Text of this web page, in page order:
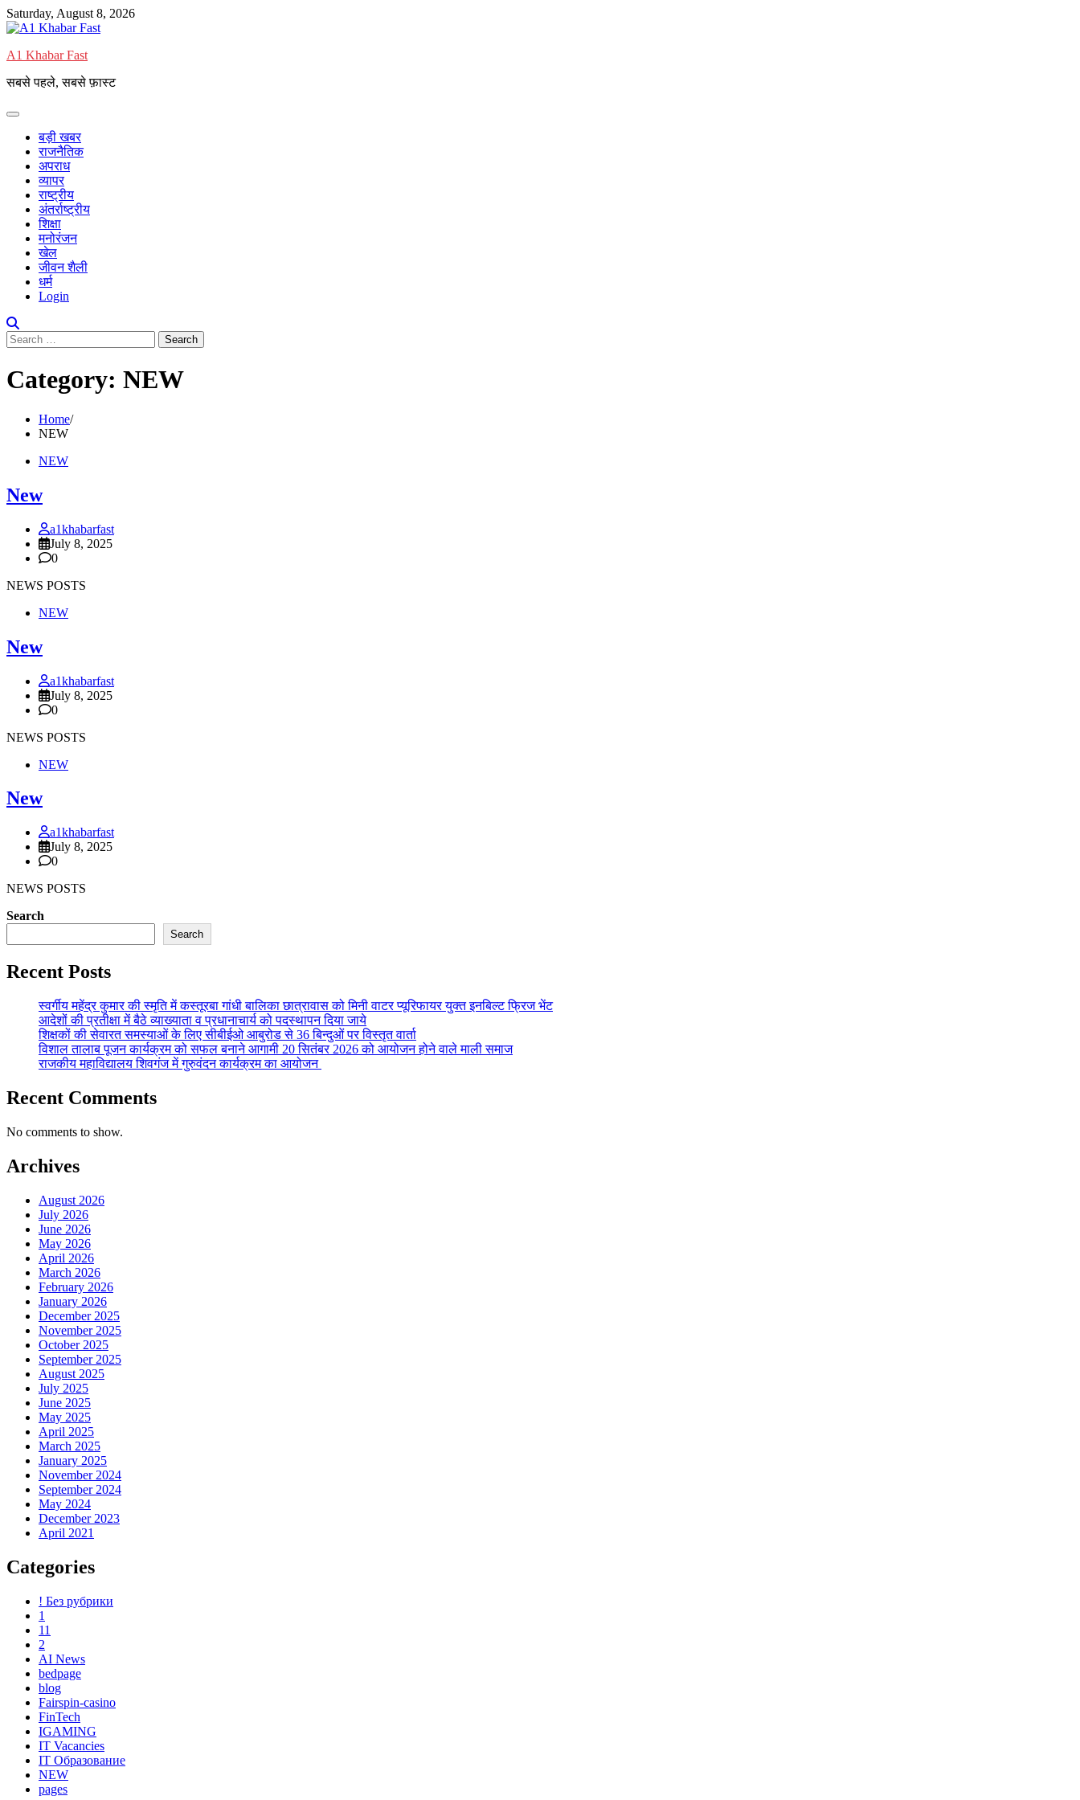
Saturday, August 8, 2026
A1 Khabar Fast
सबसे पहले, सबसे फ़ास्ट
बड़ी खबर
राजनैतिक
अपराध
व्यापर
राष्ट्रीय
अंतर्राष्ट्रीय
शिक्षा
मनोरंजन
खेल
जीवन शैली
धर्म
Login
Category: NEW
Home
NEW
NEW
New
a1khabarfast
July 8, 2025
0
NEWS POSTS
NEW
New
a1khabarfast
July 8, 2025
0
NEWS POSTS
NEW
New
a1khabarfast
July 8, 2025
0
NEWS POSTS
Search
Search
Recent Posts
स्वर्गीय महेंद्र कुमार की स्मृति में कस्तूरबा गांधी बालिका छात्रावास को मिनी वाटर प्यूरिफायर युक्त इनबिल्ट फ्रिज भेंट
आदेशों की प्रतीक्षा में बैठे व्याख्याता व प्रधानाचार्य को पदस्थापन दिया जाये
शिक्षकों की सेवारत समस्याओं के लिए सीबीईओ आबुरोड से 36 बिन्दुओं पर विस्तृत वार्ता
विशाल तालाब पूजन कार्यक्रम को सफल बनाने आगामी 20 सितंबर 2026 को आयोजन होने वाले माली समाज
राजकीय महाविद्यालय शिवगंज में गुरुवंदन कार्यक्रम का आयोजन
Recent Comments
No comments to show.
Archives
August 2026
July 2026
June 2026
May 2026
April 2026
March 2026
February 2026
January 2026
December 2025
November 2025
October 2025
September 2025
August 2025
July 2025
June 2025
May 2025
April 2025
March 2025
January 2025
November 2024
September 2024
May 2024
December 2023
April 2021
Categories
! Без рубрики
1
11
2
AI News
bedpage
blog
Fairspin-casino
FinTech
IGAMING
IT Vacancies
IT Образование
NEW
pages